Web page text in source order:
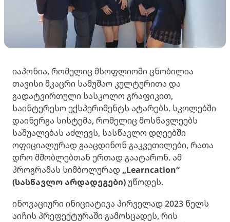
იაპონია, რომელიც მსოფლიოში ცნობილია
თავისი მკაცრი სამუშაო კულტურითა და
გადატვირთული სასკოლო გრაფიკით,
საინტერესო ექსპერიმენტს ატარებს. სკოლებში
დაინერგა სისტემა, რომელიც მოსწავლეებს
საშუალებას აძლევს, სასწავლო დღეებში
ოფიციალურად გააცდინონ გაკვეთილები, რათა
დრო მშობლებთან ერთად გაატარონ. ამ
პროგრამას სიმბოლურად „Learncation“
(სასწავლო არდადეგები)უწოდეს.
ინოვაციური ინიციატივა პირველად 2023 წელს
აიჩის პრეფექტურაში გამოსცადეს, რის